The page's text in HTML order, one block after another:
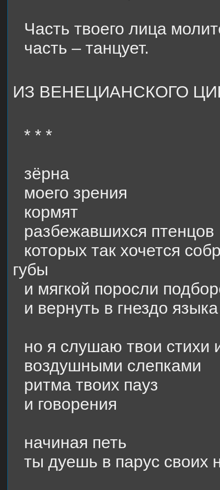
Часть твоего лица
часть – танцует.
ИЗ ВЕНЕЦИАНСКОГО
* * *
зёрна
моего зрения
кормят
разбежавшихся птенцов
которых так хочется
губы
и мягкой поросли
и вернуть в гнездо языка
но я слушаю твои стихи
воздушными слепками
ритма твоих пауз
и говорения
начиная петь
ты дуешь в парус своих